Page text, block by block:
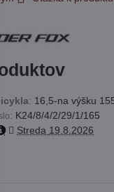
: 16,5-na výšku
: K24/8/4/2/29/1/165
Streda 19.8.2026